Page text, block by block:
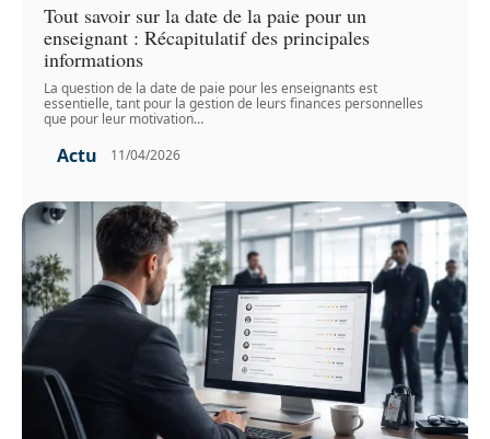
Tout savoir sur la date de la paie pour un
enseignant : Récapitulatif des principales
informations
La question de la date de paie pour les enseignants est
essentielle, tant pour la gestion de leurs finances personnelles
que pour leur motivation…
Actu 11/04/2026